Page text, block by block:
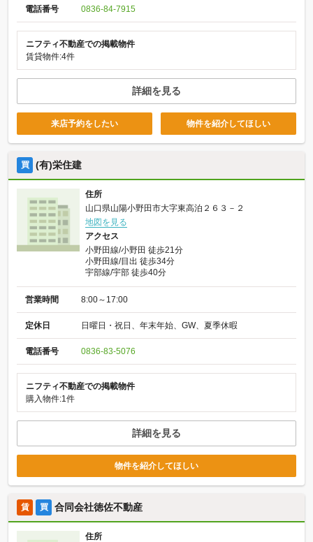
電話番号 0836-84-7915
ニフティ不動産での掲載物件
賃貸物件:4件
詳細を見る
来店予約をしたい 物件を紹介してほしい
買 (有)栄住建
住所
山口県山陽小野田市大字東高泊２６３－２
地図を見る
アクセス
小野田線/小野田 徒歩21分
小野田線/目出 徒歩34分
宇部線/宇部 徒歩40分
営業時間 8:00～17:00
定休日 日曜日・祝日、年末年始、GW、夏季休暇
電話番号 0836-83-5076
ニフティ不動産での掲載物件
購入物件:1件
詳細を見る
物件を紹介してほしい
賃 買 合同会社徳佐不動産
住所